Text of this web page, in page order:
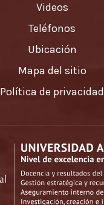
Videos
Teléfonos
Ubicación
Mapa del sitio
Política de privacidad